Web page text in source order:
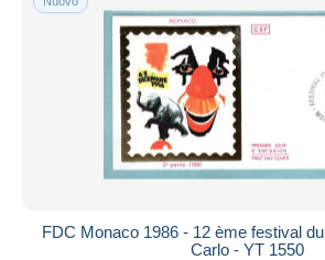
Monaco
Asta con offerte
Aste senza offerte
Casa d'aste
Venduti
Tutte le durate
FDC Monaco 1986 - 12 ème festival
Carlo - YT 1550